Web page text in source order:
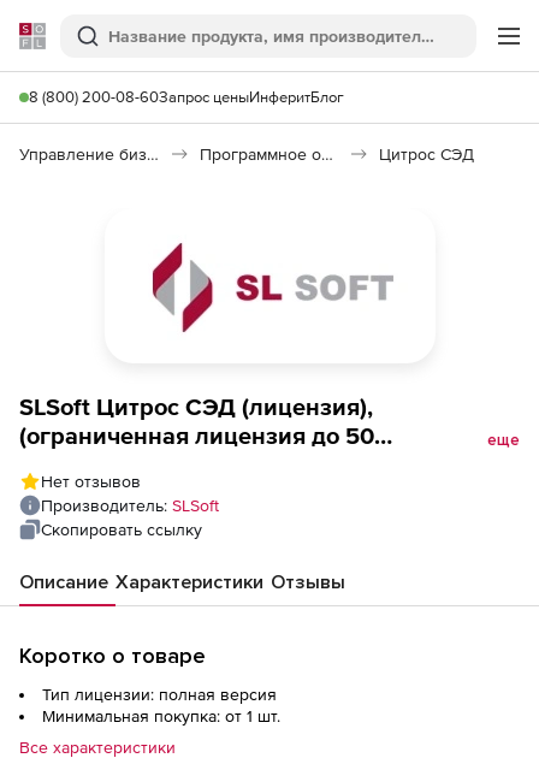
Softline
Поиск
8 (800) 200-08-60Запрос ценыИнферитБлог
Управление бизнесом, CRM/ERP Программное обеспечение для работы с документами Цитрос СЭД
SLSoft Цитрос СЭД (лицензия),
(ограниченная лицензия до 50
срок действия исключительных прав
еще
Нет отзывов
Производитель: SLSoft
Скопировать ссылку
Описание Характеристики Отзывы
Коротко о товаре
Тип лицензии: полная версия
Минимальная покупка: от 1 шт.
Все характеристики